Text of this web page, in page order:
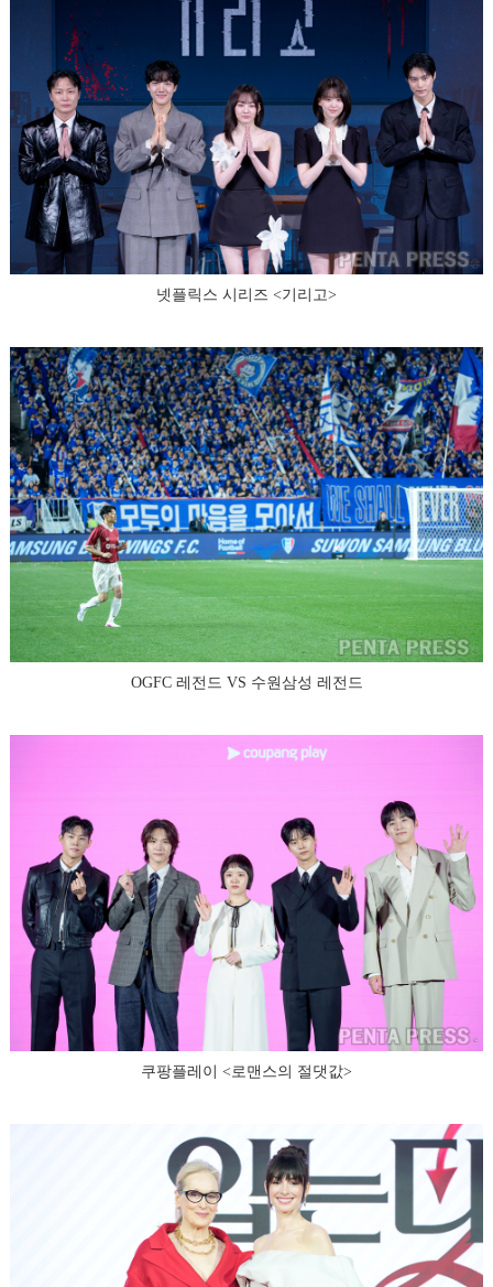
넷플릭스 시리즈 <기리고>
OGFC 레전드 VS 수원삼성 레전드
쿠팡플레이 <로맨스의 절댓값>